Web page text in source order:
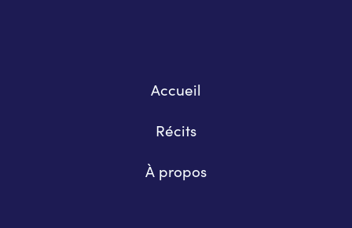
Accueil
Récits
À propos